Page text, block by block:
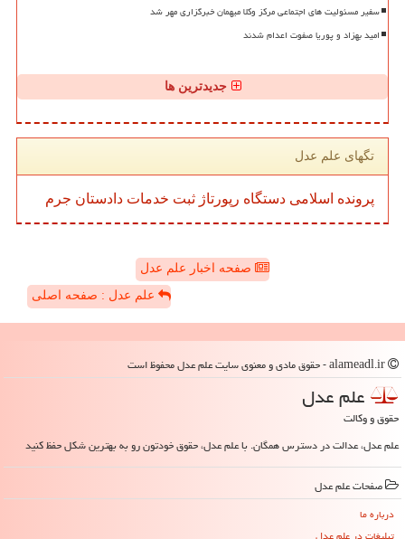
سفیر مسئولیت های اجتماعی مرکز وکلا میهمان خبرگزاری مهر شد
امید بهزاد و پوریا صفوت اعدام شدند
جدیدترین ها
تگهای علم عدل
پرونده اسلامی دستگاه رپورتاژ ثبت خدمات دادستان جرم
صفحه اخبار علم عدل
علم عدل : صفحه اصلی
علم عدل
حقوق و وکالت
علم عدل، عدالت در دسترس همگان. با علم عدل، حقوق خودتون رو به بهترین شکل حفظ کنید
صفحات علم عدل
درباره ما